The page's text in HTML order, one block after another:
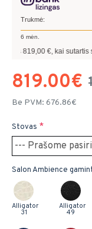
819.00€
Be PVM: 676.86€
Stovas
Salon Ambience
Alligator
31
Alligator
49
Trukmė:
6 mėn.
kai sutartis sudaroma72